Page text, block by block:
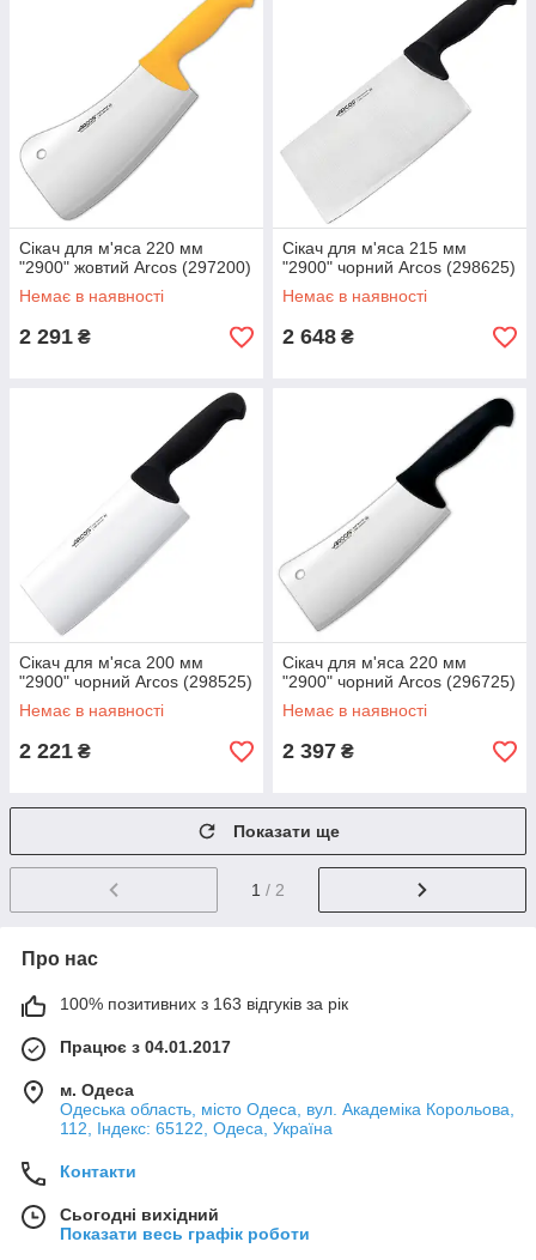
Сікач для м'яса 220 мм
"2900" жовтий Arcos (297200)
Немає в наявності
2 291 ₴
Сікач для м'яса 215 мм
"2900" чорний Arcos (298625)
Немає в наявності
2 648 ₴
Сікач для м'яса 200 мм
"2900" чорний Arcos (298525)
Немає в наявності
2 221 ₴
Сікач для м'яса 220 мм
"2900" чорний Arcos (296725)
Немає в наявності
2 397 ₴
Показати ще
1 / 2
Про нас
100% позитивних з 163 відгуків за рік
Працює з 04.01.2017
м. Одеса
Одеська область, місто Одеса, вул. Академіка Корольова,
112, Індекс: 65122, Одеса, Україна
Контакти
Сьогодні вихідний
Показати весь графік роботи